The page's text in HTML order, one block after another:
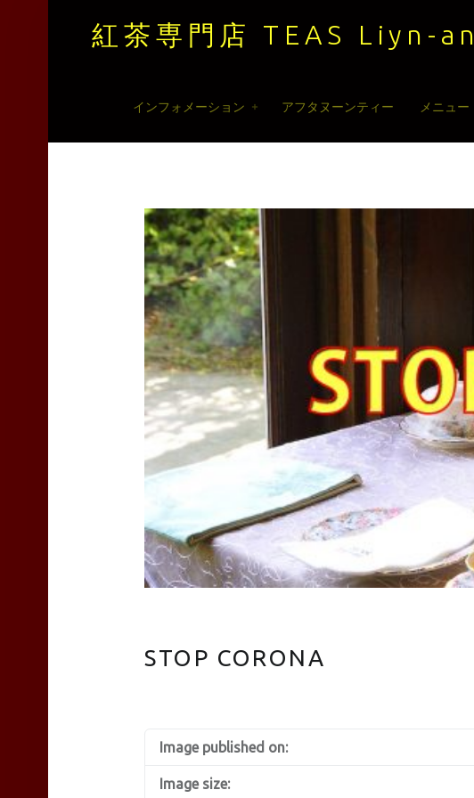
紅茶専門店 TEAS Liyn-an
紅
専
門
店
TEAS
Liyn-
navigation
Skip
content
インフォメーション アフタヌーンティー メニュー
STOP CORONA
Image published on:
Image size: